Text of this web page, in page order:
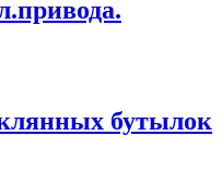
бутылок